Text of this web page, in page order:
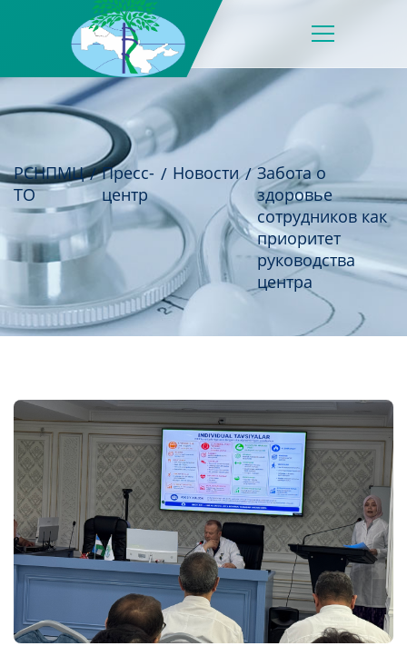
РСНПМЦ
ТО
Пресс-
центр
Новости
Забота о
здоровье
сотрудников как
приоритет
руководства
центра